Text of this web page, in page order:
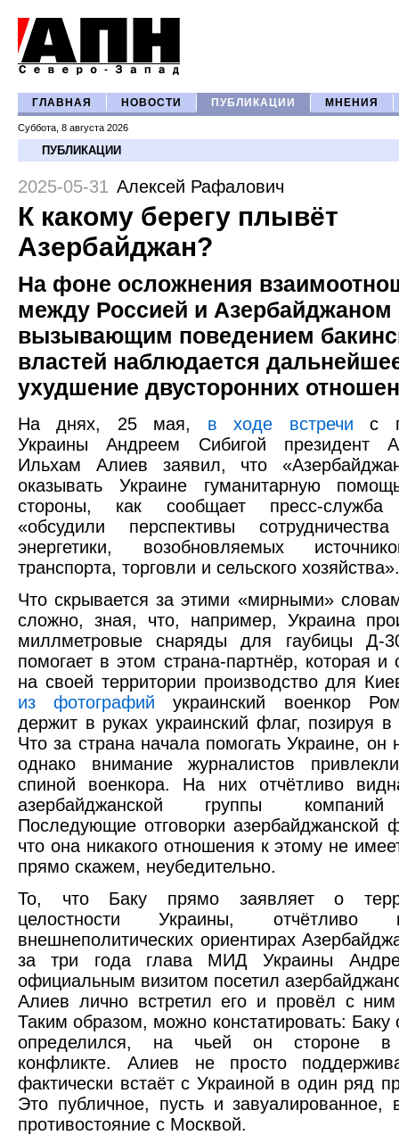
ГЛАВНАЯ НОВОСТИ ПУБЛИКАЦИИ МНЕНИЯ
Суббота, 8 августа 2026
ПУБЛИКАЦИИ
2025-05-31 Алексей Рафалович
К какому берегу плывёт
Азербайджан?
На фоне осложнения
между Россией и Азербайджаном
вызывающим поведением
властей наблюдается
ухудшение двусторонних
На днях, 25 мая, в ходе встречи с
Украины Андреем Сибигой президент
Ильхам Алиев заявил, что
оказывать Украине гуманитарную
стороны, как сообщает пресс-служба
«обсудили перспективы
энергетики, возобновляемых
транспорта, торговли и сельского хозяйства».
Что скрывается за этими «мирными»
сложно, зная, что, например, Украина
миллметровые снаряды для гаубицы Д-
помогает в этом страна-партнёр, которая и
на своей территории производство для
из фотографий украинский военкор
держит в руках украинский флаг, позируя в
Что за страна начала помогать Украине, он
однако внимание журналистов
спиной военкора. На них отчётливо
азербайджанской группы
Последующие отговорки
что она никакого отношения к этому не
прямо скажем, неубедительно.
То, что Баку прямо заявляет о
целостности Украины, отчётливо
внешнеполитических ориентирах
за три года глава МИД Украины
официальным визитом посетил
Алиев лично встретил его и провёл с ним
Таким образом, можно констатировать: Баку
определился, на чьей он стороне в
конфликте. Алиев не просто
фактически встаёт с Украиной в один ряд
Это публичное, пусть и завуалированное,
противостояние с Москвой.